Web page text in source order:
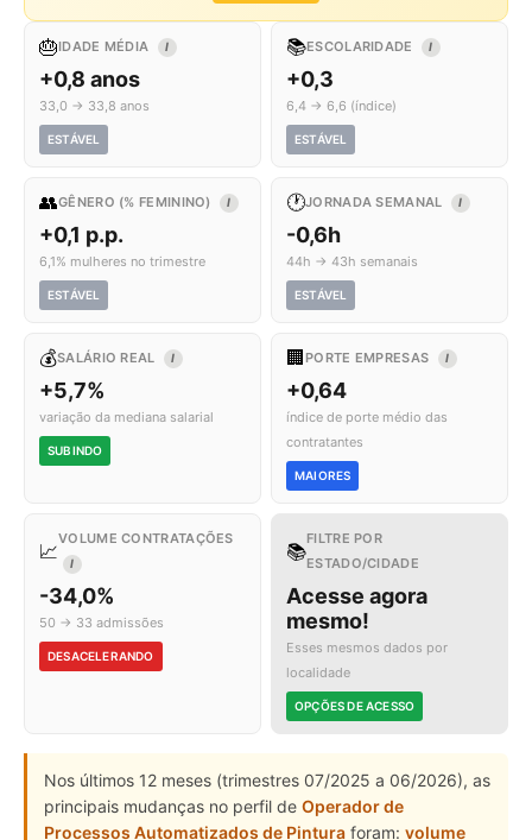
🎂IDADE MÉDIA I
+0,8 anos
33,0 → 33,8 anos
ESTÁVEL
📚ESCOLARIDADE I
+0,3
6,4 → 6,6 (índice)
ESTÁVEL
👥GÊNERO (% FEMININO) I
+0,1 p.p.
6,1% mulheres no trimestre
ESTÁVEL
🕐JORNADA SEMANAL I
-0,6h
44h → 43h semanais
ESTÁVEL
💰SALÁRIO REAL I
+5,7%
variação da mediana salarial
SUBINDO
🏢 PORTE EMPRESAS I
+0,64
índice de porte médio das
contratantes
MAIORES
📈
VOLUME CONTRATAÇÕES
I
-34,0%
50 → 33 admissões
DESACELERANDO
📚
FILTRE POR
ESTADO/CIDADE
Acesse agora
mesmo!
Esses mesmos dados por
localidade
OPÇÕES DE ACESSO
Nos últimos 12 meses (trimestres 07/2025 a 06/2026), as
principais mudanças no perfil de Operador de
Processos Automatizados de Pintura foram: volume